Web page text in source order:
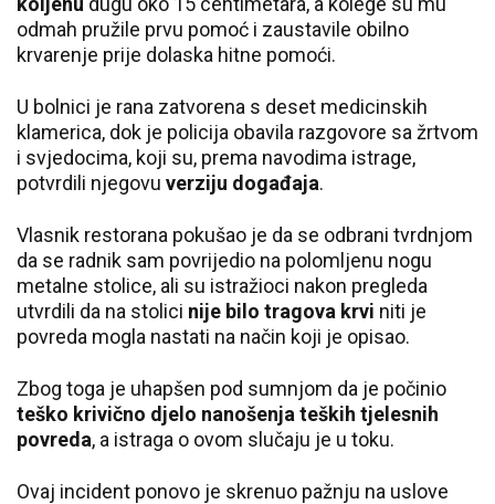
odmah pružile prvu pomoć i zaustavile obilno
krvarenje prije dolaska hitne pomoći.
U bolnici je rana zatvorena s deset medicinskih
klamerica, dok je policija obavila razgovore sa žrtvom
i svjedocima, koji su, prema navodima istrage,
potvrdili njegovu verziju događaja.
Vlasnik restorana pokušao je da se odbrani tvrdnjom
da se radnik sam povrijedio na polomljenu nogu
metalne stolice, ali su istražioci nakon pregleda
utvrdili da na stolici nije bilo tragova krvi niti je
povreda mogla nastati na način koji je opisao.
Zbog toga je uhapšen pod sumnjom da je počinio
teško krivično djelo nanošenja teških tjelesnih
povreda, a istraga o ovom slučaju je u toku.
Ovaj incident ponovo je skrenuo pažnju na uslove